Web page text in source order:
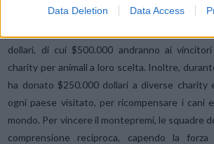
Data Deletion Data Access
dollari, di cui $500.000 andranno ai
charity per animali a loro scelta. Inoltre,
ha donato $250.000 dollari a diverse charity
ogni paese visitato, per ricompensare i cani
mondo. Per vincere il montepremi, le squadre
comprensione reciproca, capendo la